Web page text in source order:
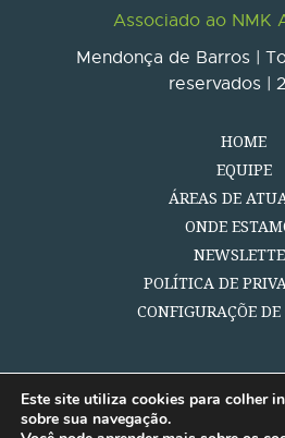
Associado ao NMK
Mendonça de Barros |
reservados |
HOME
EQUIPE
ÁREAS DE
ONDE
POLÍTICA DE
CONFIGURAÇÕE DE
Este site utiliza cookies para colher
sobre sua navegação.